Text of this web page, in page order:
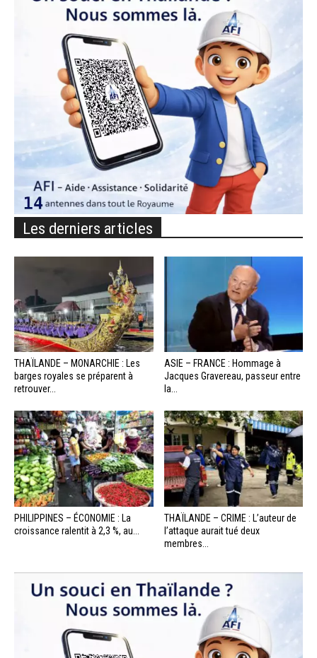
Les derniers articles
THAÏLANDE – MONARCHIE : Les
barges royales se préparent à
retrouver...
ASIE – FRANCE : Hommage à
Jacques Gravereau, passeur entre
la...
PHILIPPINES – ÉCONOMIE : La
croissance ralentit à 2,3 %, au...
THAÏLANDE – CRIME : L’auteur de
l’attaque aurait tué deux
membres...